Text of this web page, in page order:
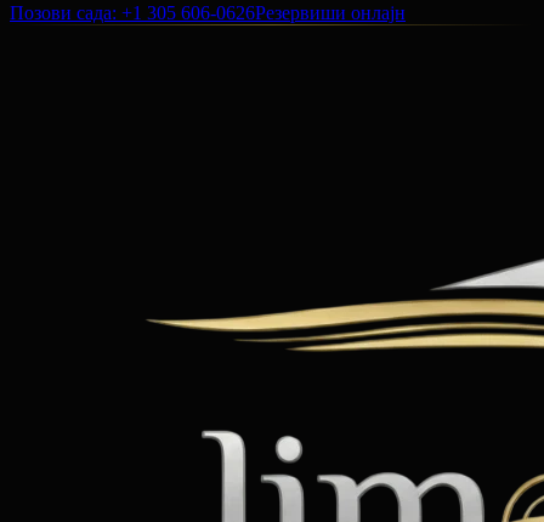
Позови сада: +1 305 606-0626Резервиши онлајн